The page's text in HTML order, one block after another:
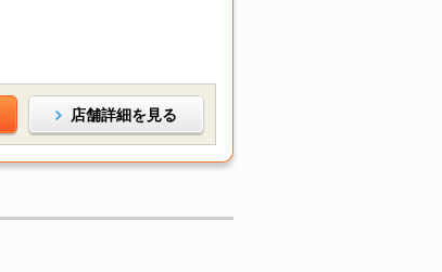
店舗詳細を見る